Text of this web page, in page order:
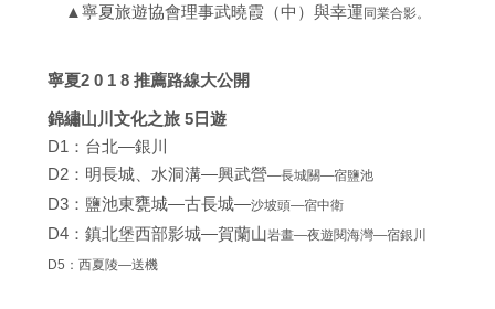
▲寧夏旅遊協會理事武曉霞（中）與幸運同業合影。
寧夏2 0 1 8 推薦路線大公開
錦繡山川文化之旅 5日遊
D1：台北—銀川
D2：明長城、水洞溝—興武營—長城關—宿鹽池
D3：鹽池東甕城—古長城—沙坡頭—宿中衛
D4：鎮北堡西部影城—賀蘭山岩畫—夜遊閱海灣—宿銀川
D5：西夏陵—送機